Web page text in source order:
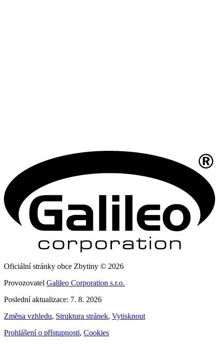
Oficiální stránky obce Zbytiny © 2026
Provozovatel Galileo Corporation s.r.o.
Poslední aktualizace: 7. 8. 2026
Změna vzhledu, Struktura stránek, Vytisknout
Prohlášení o přístupnosti, Cookies